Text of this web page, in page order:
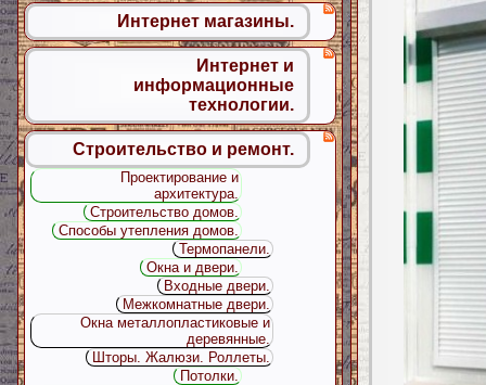
Интернет магазины.
Интернет и
информационные
технологии.
Строительство и ремонт.
Проектирование и
архитектура.
Строительство домов.
Способы утепления домов.
Термопанели.
Окна и двери.
Входные двери.
Межкомнатные двери.
Окна металлопластиковые и
деревянные.
Шторы. Жалюзи. Роллеты.
Потолки.